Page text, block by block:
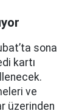
sona
kartı
ve
üzerinden